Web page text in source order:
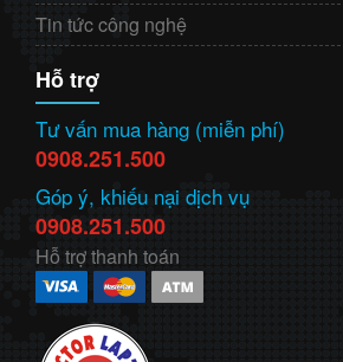
Tin tức công nghệ
Hỗ trợ
Tư vấn mua hàng (miễn phí)
0908.251.500
Góp ý, khiếu nại dịch vụ
0908.251.500
Hỗ trợ thanh toán